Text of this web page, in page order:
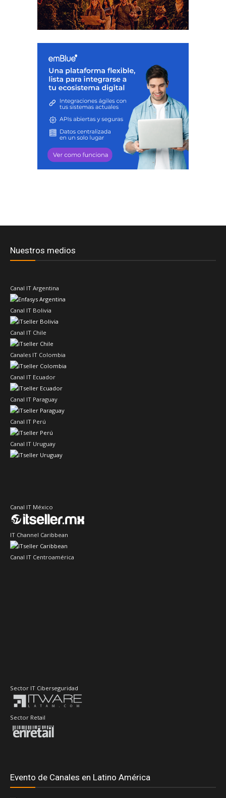
Nuestros medios
Canal IT Argentina
Canal IT Bolivia
Canal IT Chile
Canales IT Colombia
Canal IT Ecuador
Canal IT Paraguay
Canal IT Perú
Canal IT Uruguay
Canal IT México
IT Channel Caribbean
Canal IT Centroamérica
Sector IT Ciberseguridad
Sector Retail
Evento de Canales en Latino América